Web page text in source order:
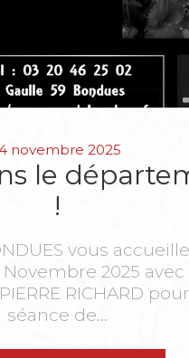
novembre 2025
le
!
vous
2025 avec
RICHARD
séance de...